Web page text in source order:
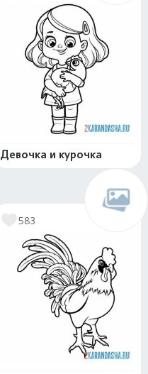
Девочка и курочка
583